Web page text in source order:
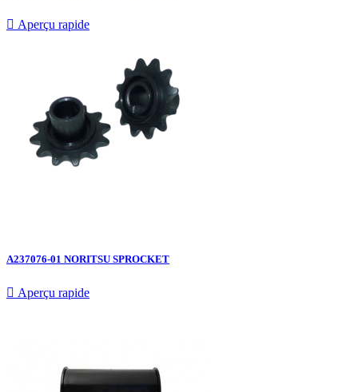
 Aperçu rapide
A237076-01 NORITSU SPROCKET
 Aperçu rapide